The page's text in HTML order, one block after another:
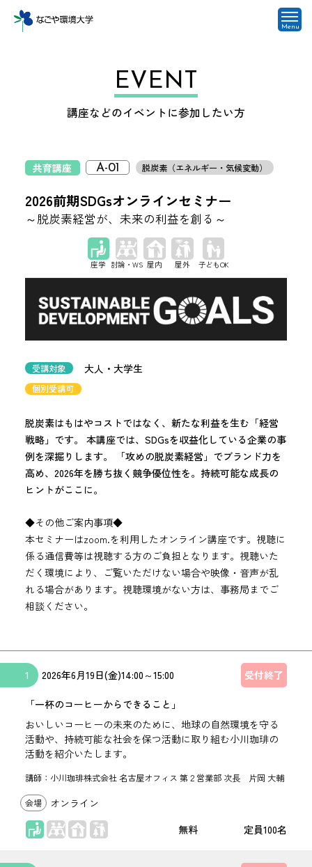
Menu
EVENT
講座などのイベントに参加したい方
2026前期SDGsオンラインセミナー
～脱炭素経営が、未来の利益を創る～
共育講座 A-01 脱炭素（エネルギー・気候変動）
座学
受講対象 大人・大学生
個別受講可
脱炭素はもはやコストではなく、新たな利益を生む「経営
戦略」です。 本講座では、SDGsを収益化している企業の事
例を深掘りします。 「攻めの脱炭素経営」でブランド力を
高め、2026年を勝ち抜く競争優位性を。持続可能な成長の
ヒントがここに。
◆その他ご案内事項◆
本セミナーはzoom.を利用したオンライン講座です。視聴に
係る通信費等は視聴する方のご負担となります。視聴いた
だく環境により、ご覧いただけない場合や映像・音声が乱
れる場合があります。視聴環境がない方は、事務局までご
相談ください。
1
「一杯のコーヒーからできること」
おいしいコーヒーの未来のために、地球の自然環境を守る
活動や、持続可能な社会を保つ活動に取り組む小川珈琲の
活動を紹介いたします。
講師：小川珈琲株式会社 名古屋オフィス 第２営業部 次長 片岡 大輔
2026年6月19日(金)14:00 ～15:00
座学 無料 100名
オンライン
受付終了